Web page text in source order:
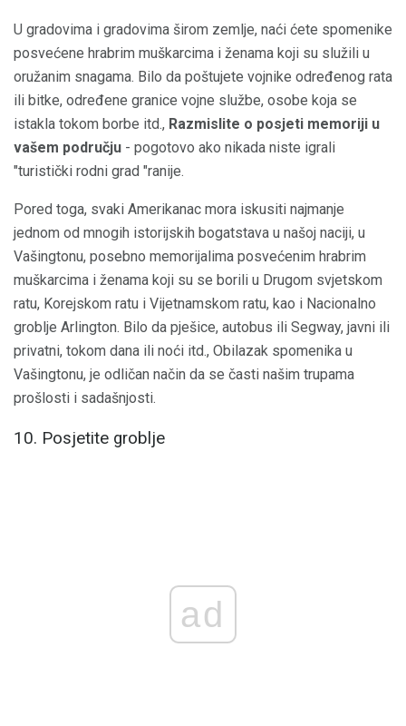
U gradovima i gradovima širom zemlje, naći ćete spomenike
posvećene hrabrim muškarcima i ženama koji su služili u
oružanim snagama. Bilo da poštujete vojnike određenog rata
ili bitke, određene granice vojne službe, osobe koja se
istakla tokom borbe itd., Razmislite o posjeti memoriji u
vašem području - pogotovo ako nikada niste igrali
"turistički rodni grad "ranije.
Pored toga, svaki Amerikanac mora iskusiti najmanje
jednom od mnogih istorijskih bogatstava u našoj naciji, u
Vašingtonu, posebno memorijalima posvećenim hrabrim
muškarcima i ženama koji su se borili u Drugom svjetskom
ratu, Korejskom ratu i Vijetnamskom ratu, kao i Nacionalno
groblje Arlington. Bilo da pješice, autobus ili Segway, javni ili
privatni, tokom dana ili noći itd., Obilazak spomenika u
Vašingtonu, je odličan način da se časti našim trupama
prošlosti i sadašnjosti.
10. Posjetite groblje
ad